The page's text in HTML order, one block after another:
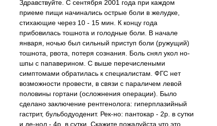
Здравствуйте. С сентября 2001 года при каждом
приеме пищи начинались острые боли в желудке,
стихающие через 10 - 15 мин. К концу года
прибовилась тошнота и голодные боли. В начале
января, ночью был сильный приступ боли (ружущий)
тошнота, рвота, потеря сознания. Боль снял укол но-
шпы с папаверином. С выше перечислеными
симптомами обратилась к специалистам. ФГС нет
возможности провести, в связи с параличем левой
половины гортани (осложнения операции). Было
сделано заключение рентгенолога: гиперплазийный
гастрит, бульбодуоденит. Рек-но: пантокар - 2р. в сутки
и де-нол - 4р. в сутки. Скажите пожалуйста что это